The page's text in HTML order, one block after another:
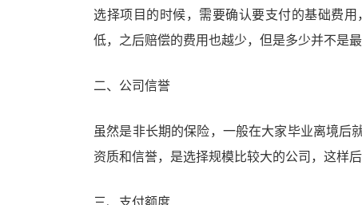
选择项目的时候，需要确认要支付的基础费
低，之后赔偿的费用也越少，但是多少并不是
二、公司信誉
虽然是非长期的保险，一般在大家毕业离境后
资质和信誉，是选择规模比较大的公司，这样
三、支付额度